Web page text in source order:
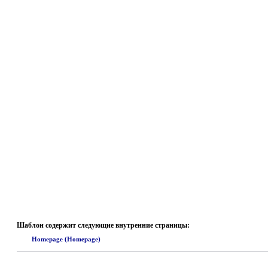
Шаблон содержит следующие внутренние страницы:
Homepage (Homepage)